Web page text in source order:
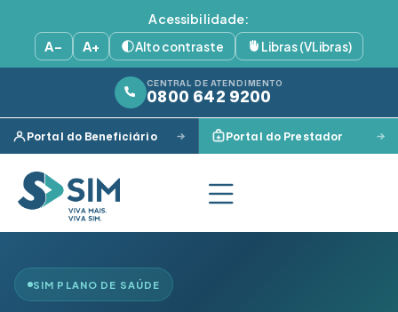
Acessibilidade:
A−
A+ Alto contraste Libras (VLibras)
CENTRAL DE ATENDIMENTO
0800 642 9200
Portal do Beneficiário Portal do Prestador
SIM PLANO DE SAÚDE